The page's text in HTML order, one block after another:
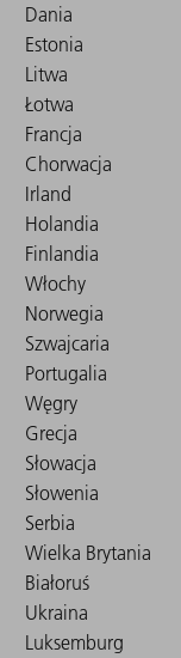
Dania
Estonia
Litwa
Łotwa
Francja
Chorwacja
Irland
Holandia
Finlandia
Włochy
Norwegia
Szwajcaria
Portugalia
Węgry
Grecja
Słowacja
Słowenia
Serbia
Wielka Brytania
Białoruś
Ukraina
Luksemburg